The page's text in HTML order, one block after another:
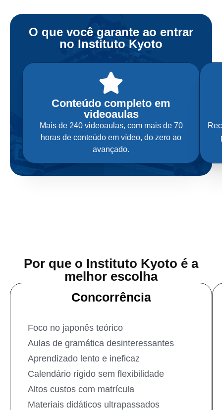
O que você garante ao entrar
no Instituto Kyoto
Conteúdo completo em
videoaulas
Mais de 240 videoaulas, com mais de 70
horas de conteúdo em vídeo, do zero ao
avançado.​
Por que o Instituto Kyoto é a
melhor escolha
Concorrência
Foco no japonês teórico
Aulas de gramática desinteressantes
Aprendizado lento e ineficaz
Calendário rígido sem flexibilidade
Altos custos com matrícula
Materiais didáticos ultrapassados